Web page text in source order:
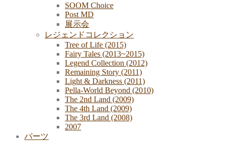
SOOM Choice
Post MD
展示会
レジェンドコレクション
Tree of Life (2015)
Fairy Tales (2013~2015)
Legend Collection (2012)
Remaining Story (2011)
Light & Darkness (2011)
Pella-World Beyond (2010)
The 2nd Land (2009)
The 4th Land (2009)
The 3rd Land (2008)
2007
パーツ